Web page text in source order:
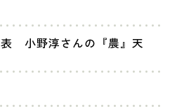
表 小野淳さんの『農』天